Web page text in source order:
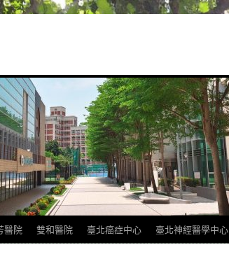
醫院 雙和醫院 臺北癌症中心 臺北神經醫學中心